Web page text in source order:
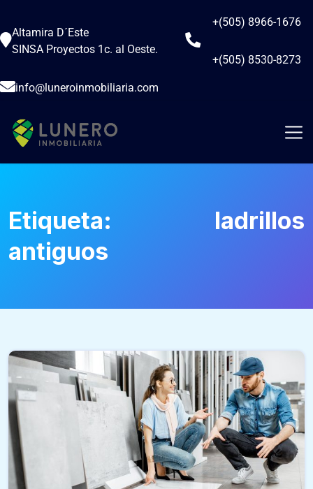
Altamira D´Este
SINSA Proyectos 1c. al Oeste.
+(505) 8966-1676
+(505) 8530-8273
info@luneroinmobiliaria.com
Etiqueta: ladrillos
antiguos